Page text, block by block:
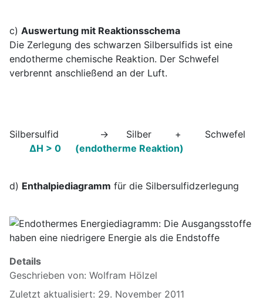
c) Auswertung mit Reaktionsschema
Die Zerlegung des schwarzen Silbersulfids ist eine
endotherme chemische Reaktion. Der Schwefel
verbrennt anschließend an der Luft.
Silbersulfid → Silber + Schwefel
ΔH > 0 (endotherme Reaktion)
d) Enthalpiediagramm für die Silbersulfidzerlegung
Details
Geschrieben von: Wolfram Hölzel
Zuletzt aktualisiert: 29. November 2011